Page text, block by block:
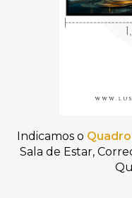
Indicamos o
Sala de Estar,